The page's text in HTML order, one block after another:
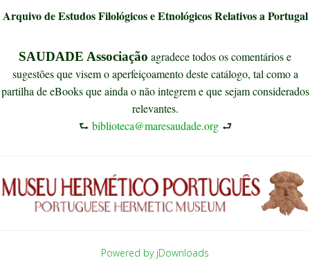
Arquivo de Estudos Filológicos e Etnológicos Relativos a Portugal
SAUDADE Associação agradece todos os comentários e
sugestões que visem o aperfeiçoamento deste catálogo, tal como a
partilha de eBooks que ainda o não integrem e que sejam considerados
relevantes.
⮑ biblioteca@maresaudade.org⮐
Powered by jDownloads